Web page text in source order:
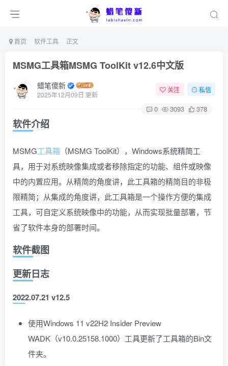
首页 软件工具 正文
MSMG工具箱MSMG ToolKit v12.6中文版
蜡笔傻新
2025年12月09日 更新
关注 私信
0 3093 378
软件介绍
MSMG工具箱 （MSMG ToolKit），Windows系统精简工
具，用于对系统映像集成或者移除指定的功能、组件或映像
中的内置应用。从精简的角度讲，此工具箱的精简目的非极
限精简；从集成的角度讲，此工具箱是一个操作方便的集成
工具，可自定义系统映像中的功能，从而实现批量部署，节
省了软件本身的部署时间。
软件截图
更新日志
2022.07.21 v12.5
使用Windows 11 v22H2 Insider Preview
WADK（v10.0.25158.1000）工具更新了工具箱的Bin文
件夹。